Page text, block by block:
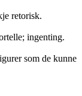
retorisk.
ingenting.
som de kunne